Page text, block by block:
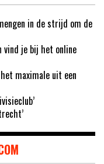
in de strijd om de
vind je bij het online
maximale uit een